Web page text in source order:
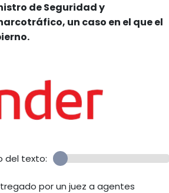
de Seguridad y
un caso en el que el
del texto:
por un juez a agentes